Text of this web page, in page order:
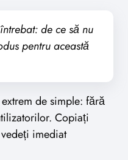
de ce să nu
pentru această
de simple: fără
Copiați
imediat